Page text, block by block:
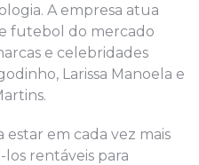
A empresa atua
futebol do mercado
e celebridades
Larissa Manoela e
estar em cada vez mais
rentáveis para